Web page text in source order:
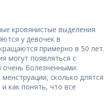
кровянистые выделения
у девочек в
примерно в 50 лет.
могут появляться с
болезненными.
сколько длятся
как понять, что все